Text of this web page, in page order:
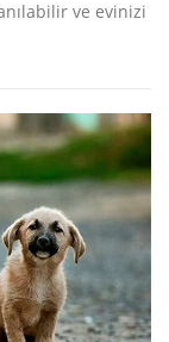
ve evinizi